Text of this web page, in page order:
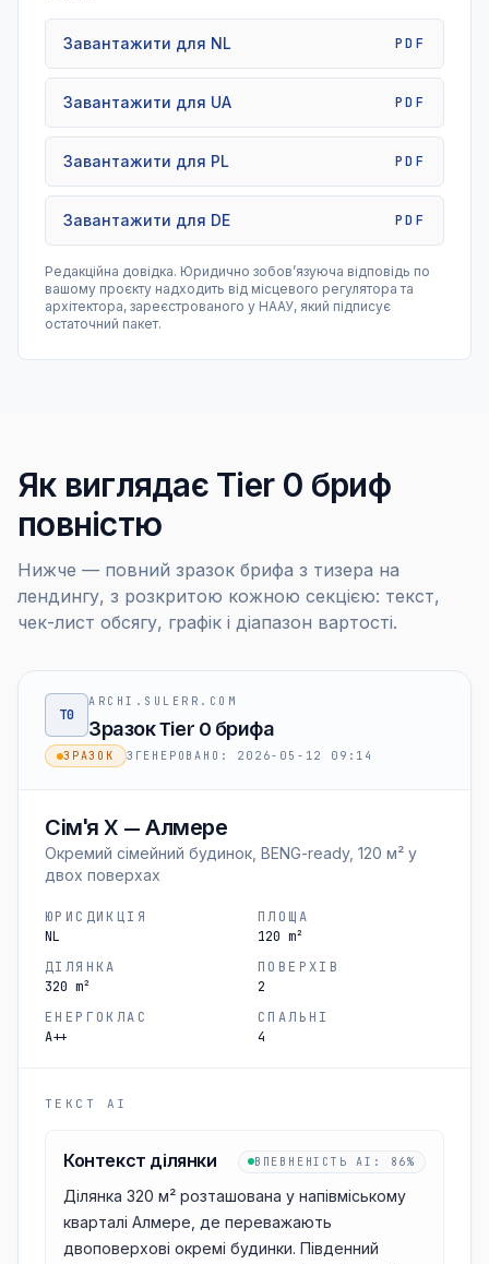
Завантажити для NL PDF
Завантажити для UA PDF
Завантажити для PL PDF
Завантажити для DE PDF
Редакційна довідка. Юридично зобовʼязуюча відповідь по
вашому проєкту надходить від місцевого регулятора та
архітектора, зареєстрованого у НААУ, який підписує
остаточний пакет.
Як виглядає Tier 0 бриф
повністю
Нижче — повний зразок брифа з тизера на
лендингу, з розкритою кожною секцією: текст,
чек-лист обсягу, графік і діапазон вартості.
T0
ARCHI.SULERR.COM
Зразок Tier 0 брифа
ЗРАЗОК ЗГЕНЕРОВАНО : 2026-05-12 09:14
Сім'я X — Алмере
Окремий сімейний будинок, BENG-ready, 120 м² у
двох поверхах
ЮРИСДИКЦІЯ
NL
ПЛОЩА
120 m²
ДІЛЯНКА
320 m²
ПОВЕРХІВ
2
ЕНЕРГОКЛАС
A++
СПАЛЬНІ
4
ТЕКСТ AI
Контекст ділянки ВПЕВНЕНІСТЬ AI : 86%
Ділянка 320 м² розташована у напівміському
кварталі Алмере, де переважають
двоповерхові окремі будинки. Південний